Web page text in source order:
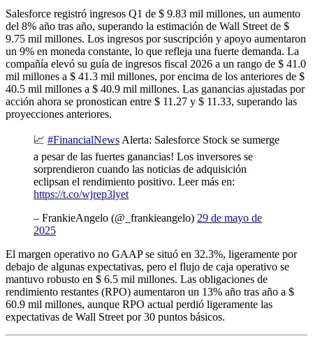
Salesforce registró ingresos Q1 de $ 9.83 mil millones, un aumento
del 8% año tras año, superando la estimación de Wall Street de $
9.75 mil millones. Los ingresos por suscripción y apoyo aumentaron
un 9% en moneda constante, lo que refleja una fuerte demanda. La
compañía elevó su guía de ingresos fiscal 2026 a un rango de $ 41.0
mil millones a $ 41.3 mil millones, por encima de los anteriores de $
40.5 mil millones a $ 40.9 mil millones. Las ganancias ajustadas por
acción ahora se pronostican entre $ 11.27 y $ 11.33, superando las
proyecciones anteriores.
📈 #FinancialNews Alerta: Salesforce Stock se sumerge
a pesar de las fuertes ganancias! Los inversores se
sorprendieron cuando las noticias de adquisición
eclipsan el rendimiento positivo. Leer más en:
https://t.co/wjrep3lyet
– FrankieAngelo (@_frankieangelo) 29 de mayo de
2025
El margen operativo no GAAP se situó en 32.3%, ligeramente por
debajo de algunas expectativas, pero el flujo de caja operativo se
mantuvo robusto en $ 6.5 mil millones. Las obligaciones de
rendimiento restantes (RPO) aumentaron un 13% año tras año a $
60.9 mil millones, aunque RPO actual perdió ligeramente las
expectativas de Wall Street por 30 puntos básicos.